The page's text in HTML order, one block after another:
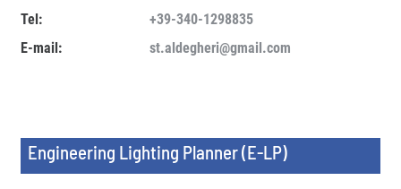
Tel:
+39-340-1298835
E-mail:
st.aldegheri@gmail.com
Engineering Lighting Planner (E-LP)